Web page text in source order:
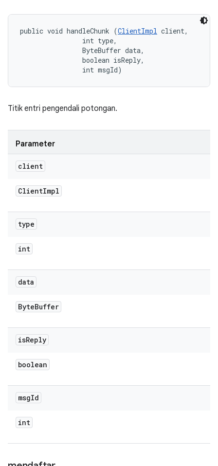
public void handleChunk (ClientImpl client,
                int type,
                ByteBuffer data,
                boolean isReply,
                int msgId)
Titik entri pengendali potongan.
Parameter
client
ClientImpl
type
int
data
ByteBuffer
isReply
boolean
msgId
int